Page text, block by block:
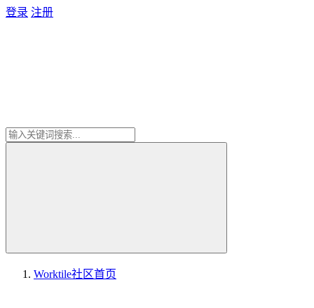
登录 注册
Worktile社区首页